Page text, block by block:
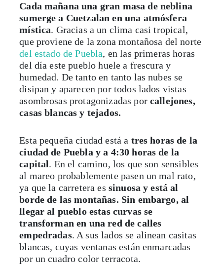
Cada mañana una gran masa de neblina
sumerge a Cuetzalan en una atmósfera
mística. Gracias a un clima casi tropical,
que proviene de la zona montañosa del norte
del estado de Puebla, en las primeras horas
del día este pueblo huele a frescura y
humedad. De tanto en tanto las nubes se
disipan y aparecen por todos lados vistas
asombrosas protagonizadas porcallejones,
casas blancas y tejados.
Esta pequeña ciudad está a tres horas de la
ciudad de Puebla y a 4:30 horas de la
capital. En el camino, los que son sensibles
al mareo probablemente pasen un mal rato,
ya que la carretera es sinuosa y está al
borde de las montañas. Sin embargo, al
llegar al pueblo estas curvas se
transforman en una red de calles
empedradas. A sus lados se alinean casitas
blancas, cuyas ventanas están enmarcadas
por un cuadro color terracota.